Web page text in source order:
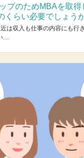
プのためMBAを取得
くらい必要でしょう
近は収入も仕事の内容にも行
…